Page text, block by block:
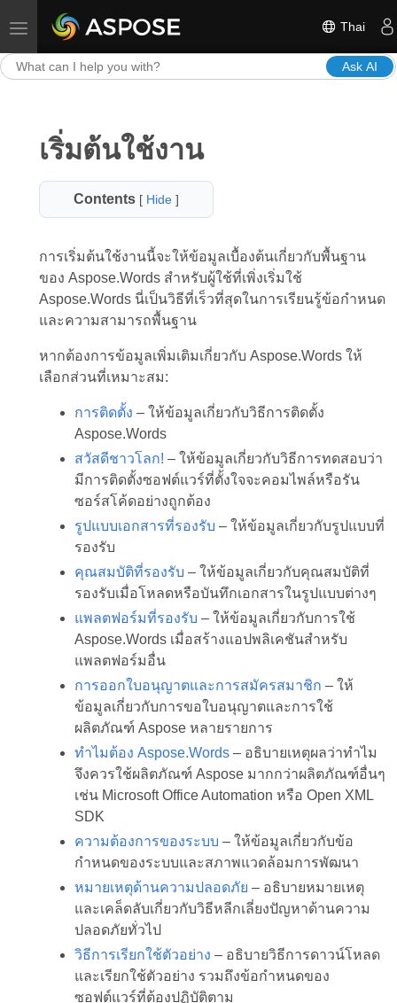
Toggle navigation Thai
Ask AI
เริ่มต้นใช้งาน
Contents [ Hide]
การเริ่มต้นใช้งานนี้จะให้ข้อมูลเบื้องต้นเกี่ยวกับพื้นฐาน
ของ Aspose.Words สำหรับผู้ใช้ที่เพิ่งเริ่มใช้
Aspose.Words นี่เป็นวิธีที่เร็วที่สุดในการเรียนรู้ข้อกำหนด
และความสามารถพื้นฐาน
หากต้องการข้อมูลเพิ่มเติมเกี่ยวกับ Aspose.Words ให้
เลือกส่วนที่เหมาะสม:
การติดตั้ง – ให้ข้อมูลเกี่ยวกับวิธีการติดตั้ง
Aspose.Words
สวัสดีชาวโลก! – ให้ข้อมูลเกี่ยวกับวิธีการทดสอบว่า
มีการติดตั้งซอฟต์แวร์ที่ตั้งใจจะคอมไพล์หรือรัน
ซอร์สโค้ดอย่างถูกต้อง
รูปแบบเอกสารที่รองรับ – ให้ข้อมูลเกี่ยวกับรูปแบบที่
รองรับ
คุณสมบัติที่รองรับ – ให้ข้อมูลเกี่ยวกับคุณสมบัติที่
รองรับเมื่อโหลดหรือบันทึกเอกสารในรูปแบบต่างๆ
แพลตฟอร์มที่รองรับ – ให้ข้อมูลเกี่ยวกับการใช้
Aspose.Words เมื่อสร้างแอปพลิเคชันสำหรับ
แพลตฟอร์มอื่น
การออกใบอนุญาตและการสมัครสมาชิก – ให้
ข้อมูลเกี่ยวกับการขอใบอนุญาตและการใช้
ผลิตภัณฑ์ Aspose หลายรายการ
ทำไมต้อง Aspose.Words– อธิบายเหตุผลว่าทำไม
จึงควรใช้ผลิตภัณฑ์ Aspose มากกว่าผลิตภัณฑ์อื่นๆ
เช่น Microsoft Office Automation หรือ Open XML
SDK
ความต้องการของระบบ – ให้ข้อมูลเกี่ยวกับข้อ
กำหนดของระบบและสภาพแวดล้อมการพัฒนา
หมายเหตุด้านความปลอดภัย – อธิบายหมายเหตุ
และเคล็ดลับเกี่ยวกับวิธีหลีกเลี่ยงปัญหาด้านความ
ปลอดภัยทั่วไป
วิธีการเรียกใช้ตัวอย่าง – อธิบายวิธีการดาวน์โหลด
และเรียกใช้ตัวอย่าง รวมถึงข้อกำหนดของ
ซอฟต์แวร์ที่ต้องปฏิบัติตาม